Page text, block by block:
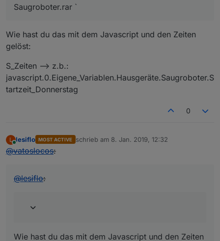
Saugroboter.rar `
Wie hast du das mit dem Javascript und den Zeiten
gelöst:
S_Zeiten –> z.b.:
javascript.0.Eigene_Variablen.Hausgeräte.Saugroboter.S
tartzeit_Donnerstag
0
L
Online
lesiflo MOST ACTIVE schrieb am 8. Jan. 2019, 12:32
zuletzt editiert von
@vatoslocos:
@lesiflo:
Wie hast du das mit dem Javascript und den Zeiten